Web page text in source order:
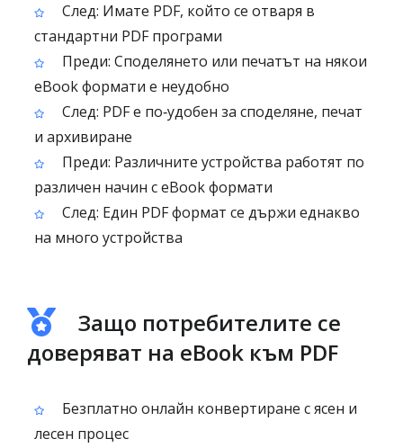
След: Имате PDF, който се отваря в
стандартни PDF програми
Преди: Споделянето или печатът на някои
eBook формати е неудобно
След: PDF е по‑удобен за споделяне, печат
и архивиране
Преди: Различните устройства работят по
различен начин с eBook формати
След: Един PDF формат се държи еднакво
на много устройства
Защо потребителите се
доверяват на eBook към PDF
Безплатно онлайн конвертиране с ясен и
лесен процес